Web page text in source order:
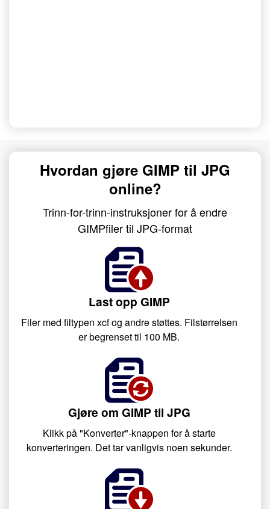
Hvordan gjøre GIMP til JPG
online?
Trinn-for-trinn-instruksjoner for å endre
GIMPfiler til JPG-format
Last opp GIMP
Filer med filtypen xcf og andre støttes. Filstørrelsen
er begrenset til 100 MB.
Gjøre om GIMP til JPG
Klikk på "Konverter"-knappen for å starte
konverteringen. Det tar vanligvis noen sekunder.